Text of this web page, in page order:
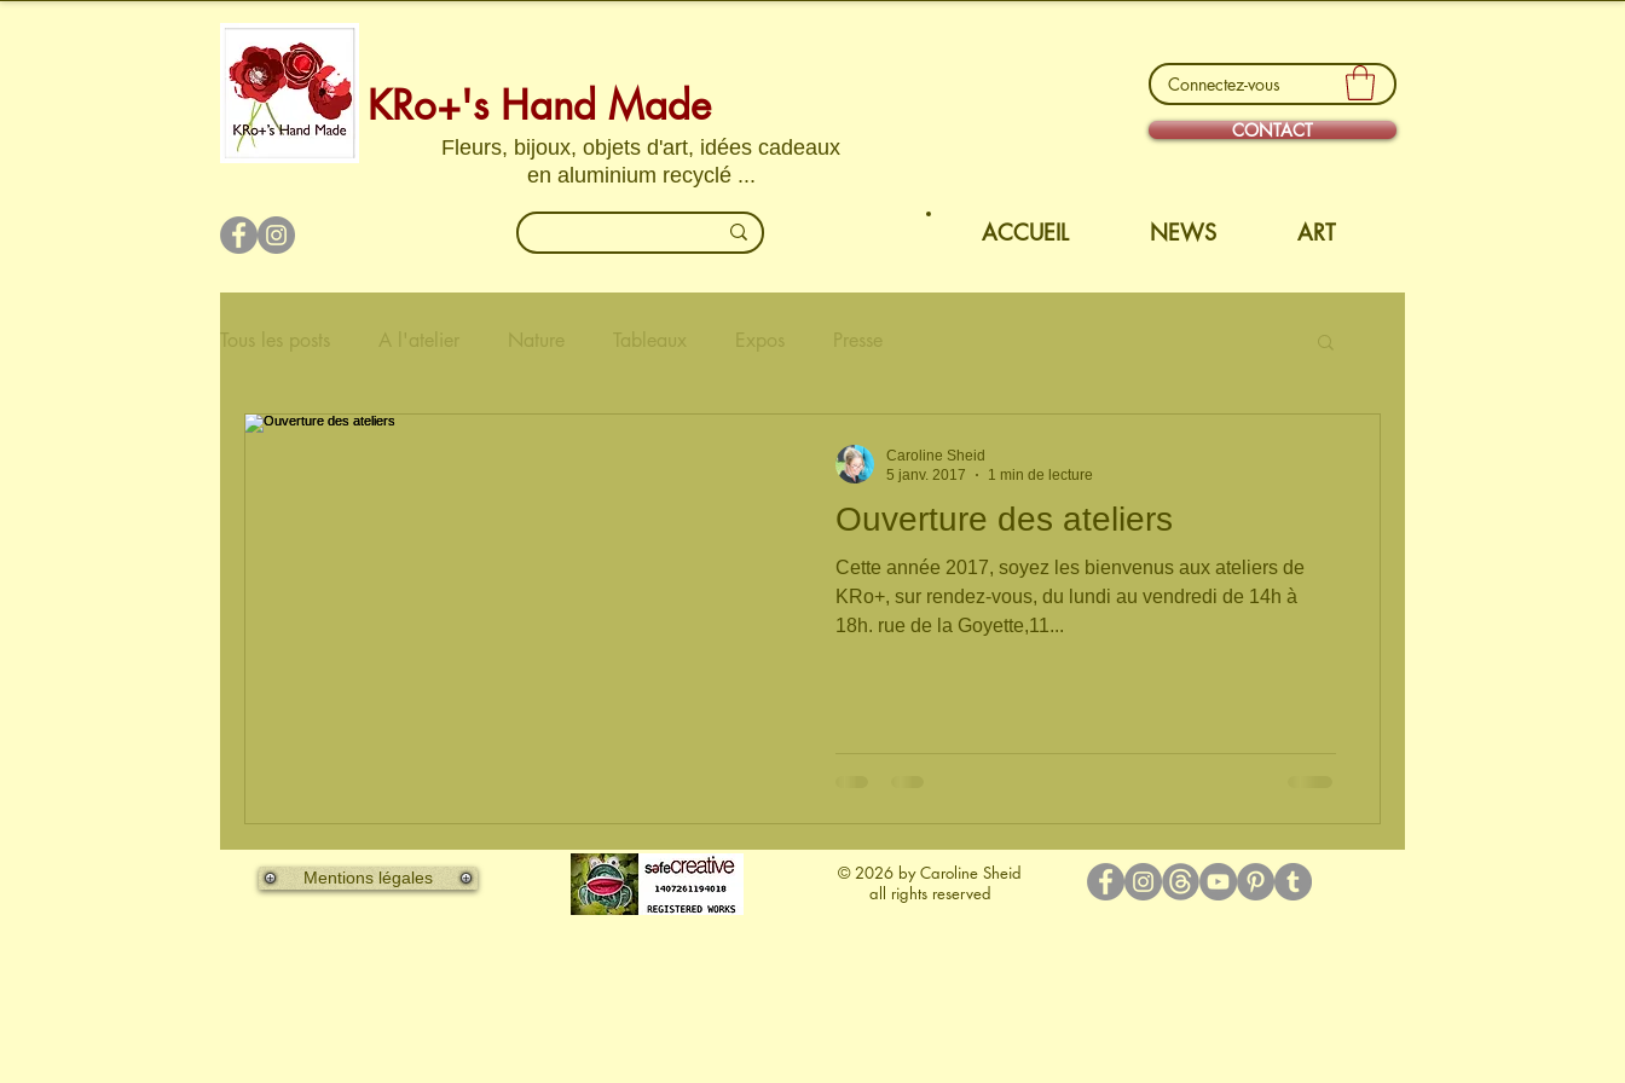
KRo+'s Hand Made
Fleurs, bijoux, objets d'art, idées cadeaux
en aluminium recyclé ...
Connectez-vous
CONTACT
ACCUEIL NEWS ART
Tous les posts A l'atelier Nature Tableaux Expos Presse
Ouverture des ateliers
Cette année 2017, soyez les bienvenus aux ateliers de
KRo+, sur rendez-vous, du lundi au vendredi de 14h à
18h. rue de la Goyette,11...
Caroline Sheid
5 janv. 2017
1 min de lecture
Mentions légales
​© 2026 by Caroline Sheid
all rights reserved